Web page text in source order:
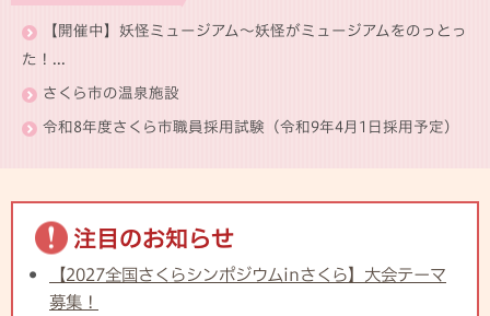
【開催中】妖怪ミュージアム～妖怪がミュージアムをのっとっ
た！...
さくら市の温泉施設
令和8年度さくら市職員採用試験（令和9年4月1日採用予定）
注目のお知らせ
【2027全国さくらシンポジウムinさくら】大会テーマ
募集！